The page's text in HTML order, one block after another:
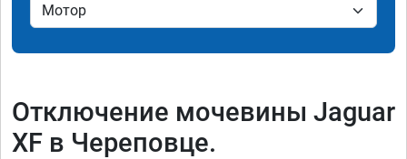
Отключение мочевины Jaguar
XF в Череповце.